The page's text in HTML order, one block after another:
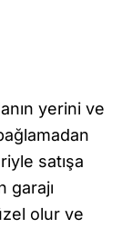
yerini ve
satışa
garajı
olur ve